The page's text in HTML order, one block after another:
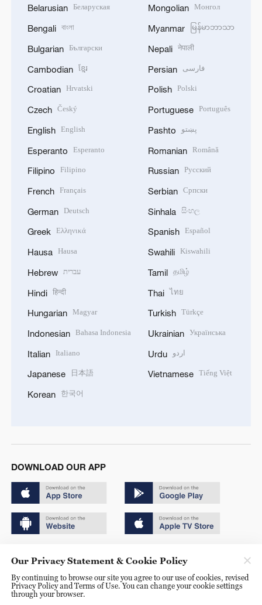
Belarusian Беларуская
Bengali বাংলা
Bulgarian Български
Cambodian ខ្មែរ
Croatian Hrvatski
Czech Český
English English
Esperanto Esperanto
Filipino Filipino
French Français
German Deutsch
Greek Ελληνικά
Hausa Hausa
Hebrew עברית
Hindi हिन्दी
Hungarian Magyar
Indonesian Bahasa Indonesia
Italian Italiano
Japanese 日本語
Korean 한국어
Mongolian Монгол
Myanmar မြန်မာဘာသာ
Nepali नेपाली
Persian فارسی
Polish Polski
Portuguese Português
Pashto پښتو
Romanian Română
Russian Русский
Serbian Српски
Sinhala සිංහල
Spanish Español
Swahili Kiswahili
Tamil தமிழ்
Thai ไทย
Turkish Türkçe
Ukrainian Українська
Urdu اردو
Vietnamese Tiếng Việt
DOWNLOAD OUR APP
京ICP备20000184号
京公网安备 11010502050052号
Our Privacy Statement & Cookie Policy
By continuing to browse our site you agree to our use of cookies, revised
Privacy Policy and Terms of Use. You can change your cookie settings
through your browser.